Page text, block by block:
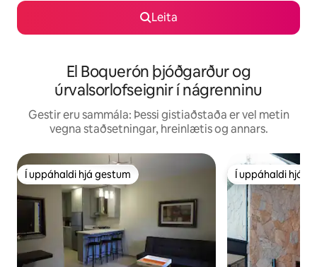
Leita
El Boquerón þjóðgarður og
úrvalsorlofseignir í nágrenninu
Gestir eru sammála: Þessi gistiaðstaða er vel metin
vegna staðsetningar, hreinlætis og annars.
Í uppáhaldi hjá gestum
Í uppáhaldi hjá gestum Í uppáhaldi hjá
Í uppáhaldi hjá